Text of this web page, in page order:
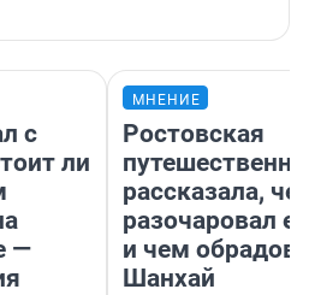
с
ли
—
МНЕНИЕ
Ростовская
рассказала,
разочаровал
и чем
Шанхай